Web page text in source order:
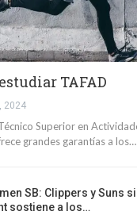
TAFAD
2024
Superior en
grandes garantías a los…
SB: Clippers y Suns
sostiene a los…